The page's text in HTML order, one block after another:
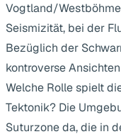
Vogtland/
Seismizität, bei der
Bezüglich der
kontroverse
Welche Rolle spielt
Tektonik? Die
Suturzone da, die in